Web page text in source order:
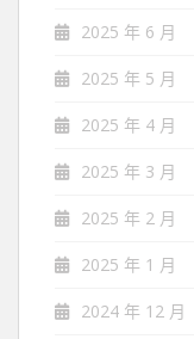
2025 年 6 月
2025 年 5 月
2025 年 4 月
2025 年 3 月
2025 年 2 月
2025 年 1 月
2024 年 12 月